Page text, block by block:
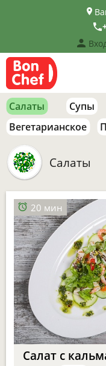
Салаты Супы
Вегетарианское
Салаты
20 мин
Салат с